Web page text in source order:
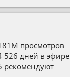
просмотров
526дней в эфире
рекомендуют